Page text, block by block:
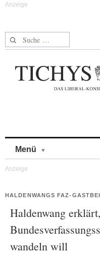
Suche nach:
Menü
HALDENWANGS FAZ-
Haldenwang
wandeln will